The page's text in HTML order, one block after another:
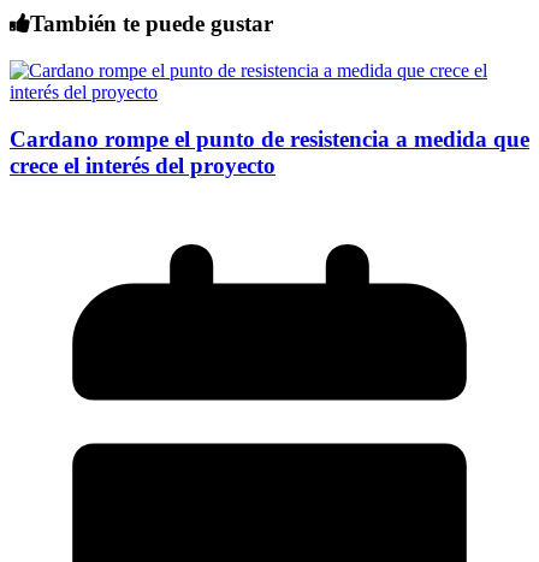
También te puede gustar
Cardano rompe el punto de resistencia a medida que
crece el interés del proyecto